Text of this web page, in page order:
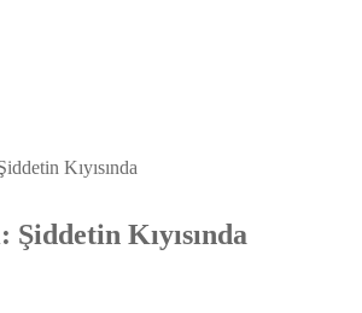
Kıyısında
Kıyısında